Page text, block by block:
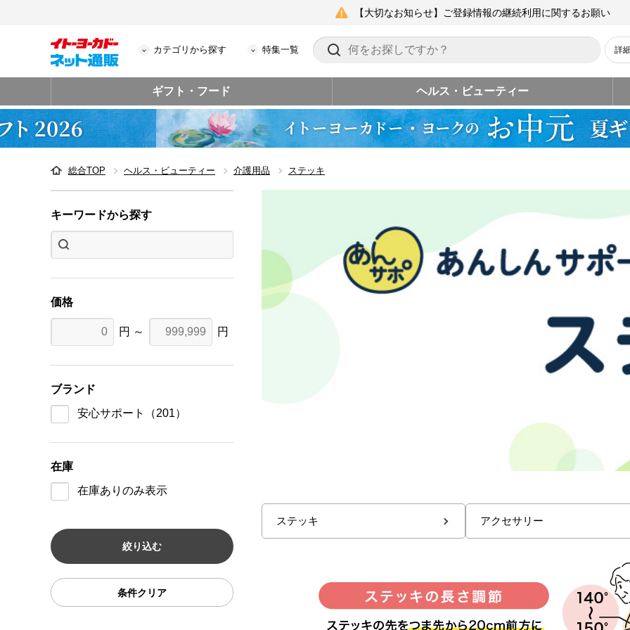
【大切なお知らせ】ご登録情報の継続利用に関するお願い
カテゴリから探す 特集一覧 詳
ギフト・フード ヘルス・ビューティー
総合TOP ヘルス・ビューティー 介護用品 ステッキ
キーワードから探す
価格
円 ～ 円
ブランド
安心サポート
（201）
在庫
在庫ありのみ表示
条件クリア
ステッキ アクセサリー